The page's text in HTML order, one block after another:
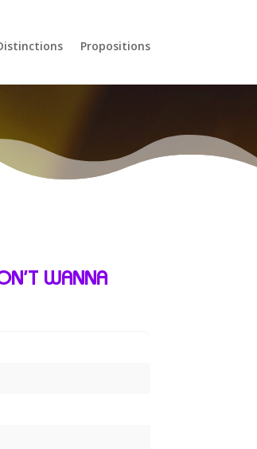
Propositions
WANNA